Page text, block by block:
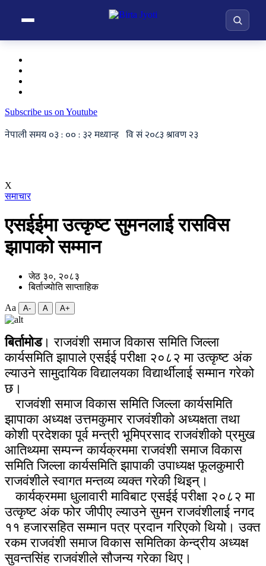
Subscribe us on Youtube
X
समाचार
एसईईमा उत्कृष्ट सुमनलाई रासविस
झापाको सम्मान
जेठ ३०, २०८३
बिर्ताज्योति साप्ताहिक
Aa A- A A+
बिर्तामोड। राजवंशी समाज विकास समिति जिल्ला
कार्यसमिति झापाले एसईई परीक्षा २०८२ मा उत्कृष्ट अंक
ल्याउने सामुदायिक विद्यालयका विद्यार्थीलाई सम्मान गरेको
छ।
राजवंशी समाज विकास समिति जिल्ला कार्यसमिति
झापाका अध्यक्ष उत्तमकुमार राजवंशीको अध्यक्षता तथा
कोशी प्रदेशका पूर्व मन्त्री भूमिप्रसाद राजवंशीको प्रमुख
आतिथ्यमा सम्पन्न कार्यक्रममाराजवंशी समाज विकास
समितिजिल्ला कार्यसमिति झापाकी उपाध्यक्ष फूलकुमारी
राजवंशीले स्वागत मन्तव्य व्यक्त गरेकी थिइन्।
कार्यक्रममा धुलावारी माविबाटएसईई परीक्षा २०८२ मा
उत्कृष्ट अंक फोर जीपीए ल्याउने सुमन राजवंशीलाई नगद
११ हजारसहित सम्मान पत्र प्रदान गरिएको थियो।उक्त
रकमराजवंशी समाज विकास समितिका केन्द्रीय अध्यक्ष
सुवन्तसिंह राजवंशीले सौजन्य गरेका थिए।